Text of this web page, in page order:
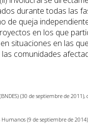
durante todas las
de queja
en los que
situaciones en las
comunidades
(30 de septiembre de
(9 de septiembre de